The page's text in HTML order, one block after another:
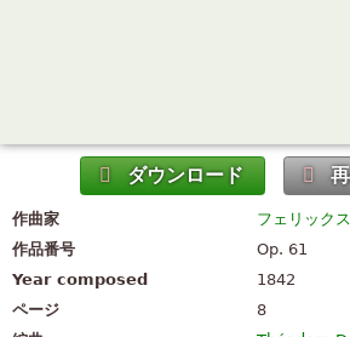
ダウンロード
作曲家
フェリック
作品番号
Op. 61
Year composed
1842
ページ
8